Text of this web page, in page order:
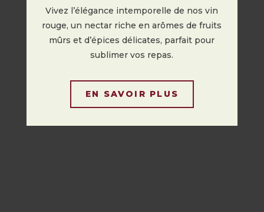
Vivez l’élégance intemporelle de nos vin
rouge, un nectar riche en arômes de fruits
mûrs et d’épices délicates, parfait pour
sublimer vos repas.
EN SAVOIR PLUS